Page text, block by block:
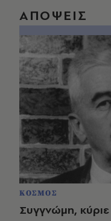
ΑΠΟΨΕΙΣ
ΚΟΣΜΟΣ
Συγγνώμη,